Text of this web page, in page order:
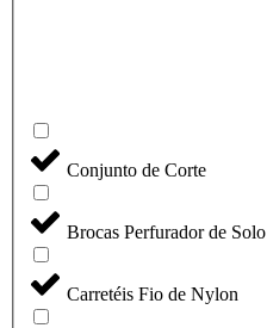
Conjunto de Corte
Brocas Perfurador de Solo
Carretéis Fio de Nylon